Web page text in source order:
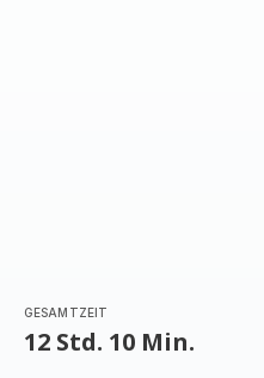
GESAMTZEIT
12 Std. 10 Min.